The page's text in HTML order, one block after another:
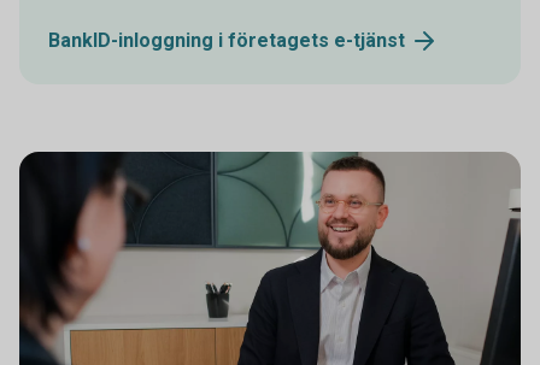
BankID-inloggning i företagets e-tjänst